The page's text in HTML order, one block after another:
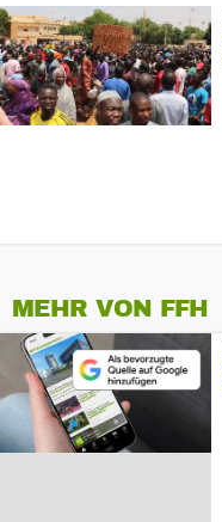
MEHR VON FFH